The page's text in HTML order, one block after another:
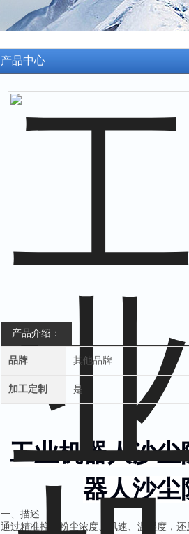
产品中心
产品介绍：
品牌 其他品牌
加工定制 是
工业机器人沙
器人沙尘
一、 描述
通过精准控制粉尘浓度、风速、温湿度，